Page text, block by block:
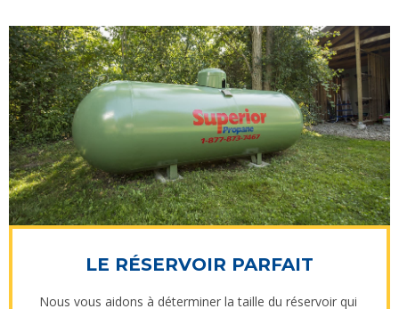
LE RÉSERVOIR PARFAIT
Nous vous aidons à déterminer la taille du réservoir qui